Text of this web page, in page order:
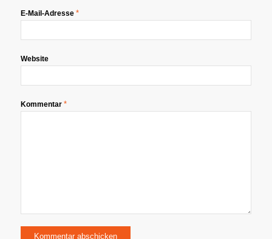
E-Mail-Adresse *
Website
Kommentar *